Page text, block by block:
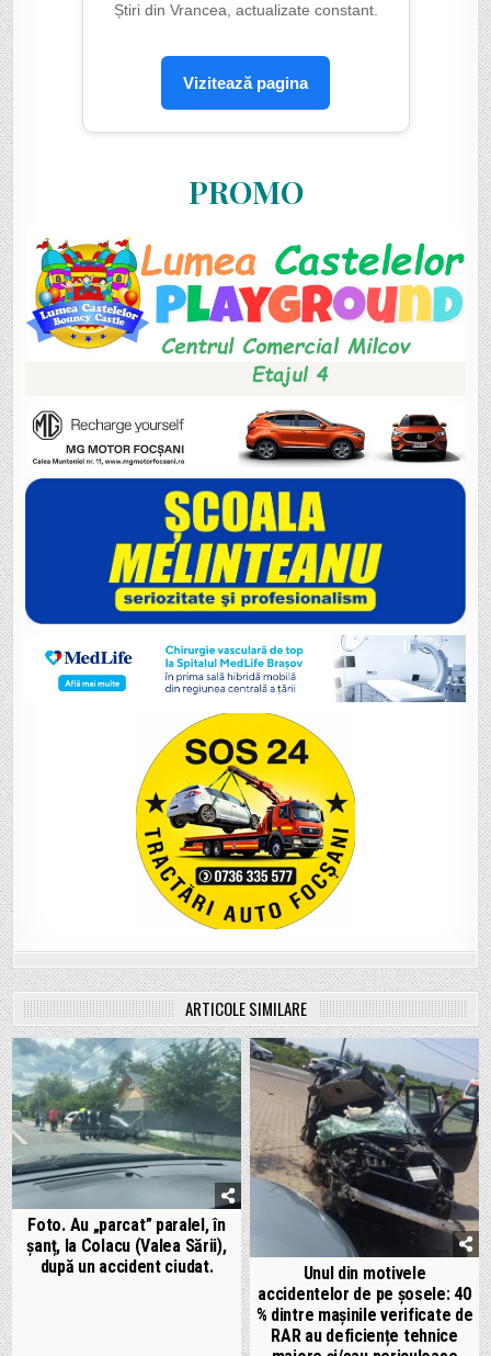
Știri din Vrancea, actualizate constant.
Vizitează pagina
PROMO
ARTICOLE SIMILARE
Foto. Au „parcat” paralel, în
șanț, la Colacu (Valea Sării),
după un accident ciudat.
Unul din motivele
accidentelor de pe șosele: 40
% dintre mașinile verificate de
RAR au deficiențe tehnice